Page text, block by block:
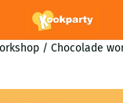
momenteel
/ Chocolade